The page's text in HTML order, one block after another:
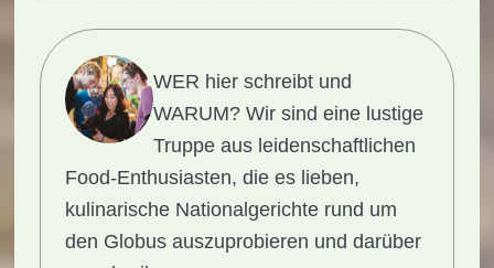
WER hier schreibt und
WARUM? Wir sind eine lustige
Truppe aus leidenschaftlichen
Food-Enthusiasten, die es lieben,
kulinarische Nationalgerichte rund um
den Globus auszuprobieren und darüber